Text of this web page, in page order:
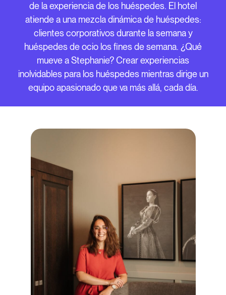
de la experiencia de los huéspedes. El hotel
atiende a una mezcla dinámica de huéspedes:
clientes corporativos durante la semana y
huéspedes de ocio los fines de semana. ¿Qué
mueve a Stephanie? Crear experiencias
inolvidables para los huéspedes mientras dirige un
equipo apasionado que va más allá, cada día.